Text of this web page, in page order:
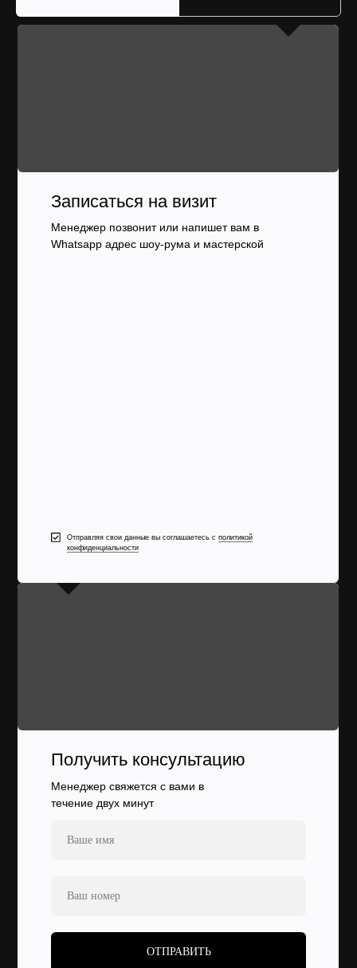
Записаться на визит
Менеджер позвонит или напишет вам в
Whatsapp адрес шоу-рума и мастерской
Отправляя свои данные вы соглашаетесь с политикой
конфиденциальности
ОТПРАВИТЬ
Получить консультацию
Менеджер свяжется с вами в
течение двух минут